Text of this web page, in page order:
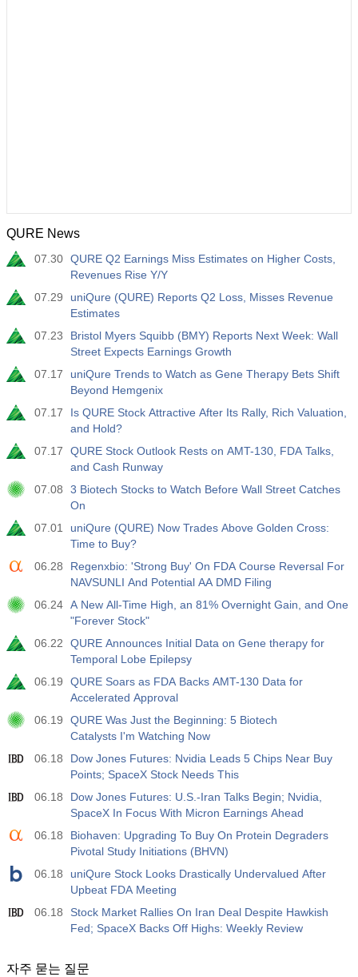
QURE News
07.30 QURE Q2 Earnings Miss Estimates on Higher Costs,
Revenues Rise Y/Y
07.29
uniQure (QURE) Reports Q2 Loss, Misses Revenue
Estimates
07.23
Bristol Myers Squibb (BMY) Reports Next Week: Wall
Street Expects Earnings Growth
07.17
uniQure Trends to Watch as Gene Therapy Bets Shift
Beyond Hemgenix
07.17
Is QURE Stock Attractive After Its Rally, Rich Valuation,
and Hold?
07.17
QURE Stock Outlook Rests on AMT-130, FDA Talks,
and Cash Runway
07.08
3 Biotech Stocks to Watch Before Wall Street Catches
On
07.01
uniQure (QURE) Now Trades Above Golden Cross:
Time to Buy?
06.28
Regenxbio: 'Strong Buy' On FDA Course Reversal For
NAVSUNLI And Potential AA DMD Filing
06.24 A New All-Time High, an 81% Overnight Gain, and One
"Forever Stock"
06.22
QURE Announces Initial Data on Gene therapy for
Temporal Lobe Epilepsy
06.19
QURE Soars as FDA Backs AMT-130 Data for
Accelerated Approval
06.19
QURE Was Just the Beginning: 5 Biotech
Catalysts I'm Watching Now
06.18
Dow Jones Futures: Nvidia Leads 5 Chips Near Buy
Points; SpaceX Stock Needs This
06.18
Dow Jones Futures: U.S.-Iran Talks Begin; Nvidia,
SpaceX In Focus With Micron Earnings Ahead
06.18
Biohaven: Upgrading To Buy On Protein Degraders
Pivotal Study Initiations (BHVN)
06.18
uniQure Stock Looks Drastically Undervalued After
Upbeat FDA Meeting
06.18
Stock Market Rallies On Iran Deal Despite Hawkish
Fed; SpaceX Backs Off Highs: Weekly Review
자주 묻는 질문